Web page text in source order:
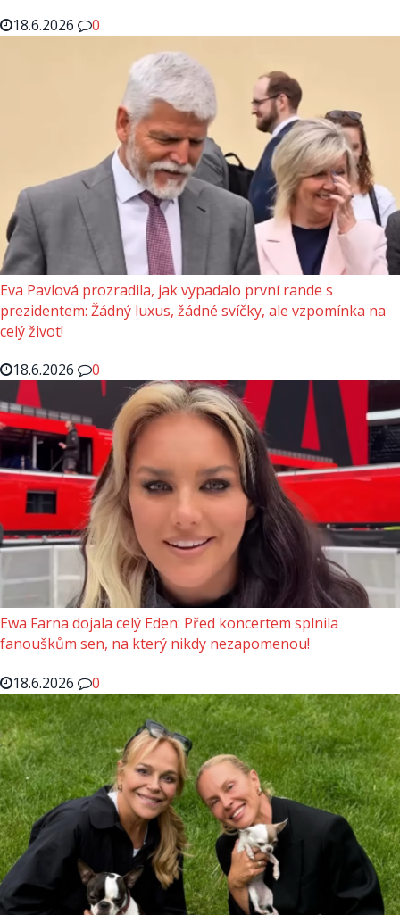
18.6.2026
0
Eva Pavlová prozradila, jak vypadalo první rande s
prezidentem: Žádný luxus, žádné svíčky, ale vzpomínka na
celý život!
18.6.2026
0
Ewa Farna dojala celý Eden: Před koncertem splnila
fanouškům sen, na který nikdy nezapomenou!
18.6.2026
0